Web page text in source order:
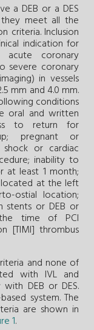
a DEB or a DES
meet all the
criteria. Inclusion
indication for
coronary
severe coronary
in vessels
mm and 4.0 mm.
conditions
oral and written
to return for
pregnant or
shock or cardiac
inability to
at least 1 month;
located at the left
ostial location;
stents or DEB or
time of PCI
[TIMI] thrombus
and none of
with IVL and
DEB or DES.
system. The
are shown in
1.